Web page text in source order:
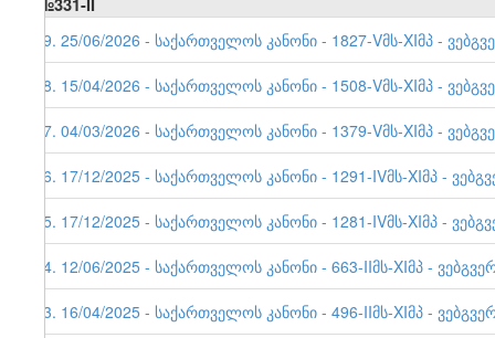
№331-II
39. 25/06/2026 - საქართველოს კანონი - 1827-Vმს-XIმპ -
38. 15/04/2026 - საქართველოს კანონი - 1508-Vმს-XIმპ -
37. 04/03/2026 - საქართველოს კანონი - 1379-Vმს-XIმპ -
36. 17/12/2025 - საქართველოს კანონი - 1291-IVმს-XIმპ -
35. 17/12/2025 - საქართველოს კანონი - 1281-IVმს-XIმპ -
34. 12/06/2025 - საქართველოს კანონი - 663-IIმს-XIმპ -
33. 16/04/2025 - საქართველოს კანონი - 496-IIმს-XIმპ -